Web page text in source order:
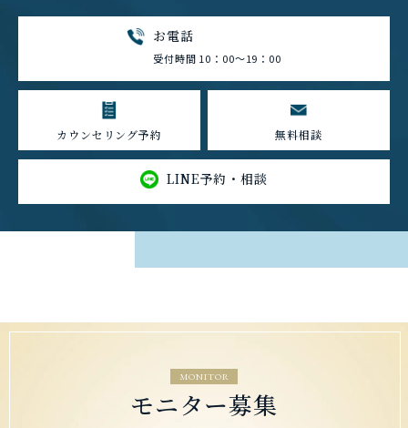
お電話
受付時間 10：00～19：00
カウンセリング予約 無料相談
LINE予約・相談
MONITOR
モニター募集